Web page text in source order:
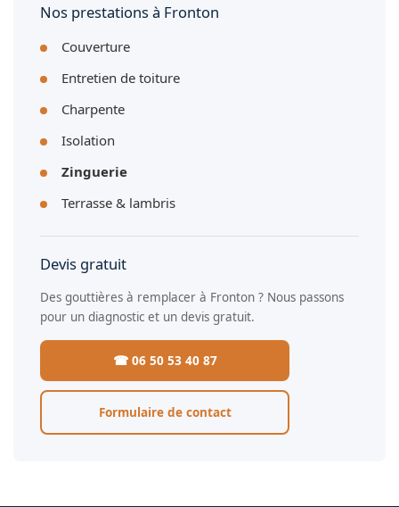
Nos prestations à Fronton
Couverture
Entretien de toiture
Charpente
Isolation
Zinguerie
Terrasse & lambris
Devis gratuit
Des gouttières à remplacer à Fronton ? Nous passons
pour un diagnostic et un devis gratuit.
☎ 06 50 53 40 87
Formulaire de contact